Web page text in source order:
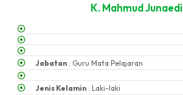
K. Mahmud Junaedi
Jabatan : Guru Mata Pelajaran
Jenis Kelamin : Laki-laki